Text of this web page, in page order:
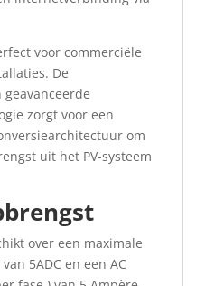
voor commerciële
De
zorgt voor een
om
uit het PV-systeem
over een maximale
5ADC en een AC